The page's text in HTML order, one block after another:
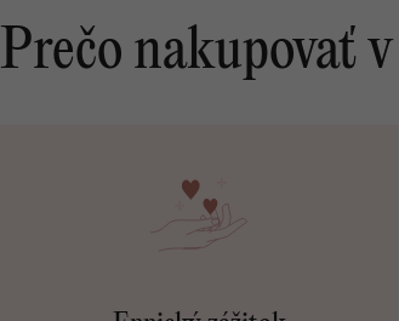
Prečo nakupovať